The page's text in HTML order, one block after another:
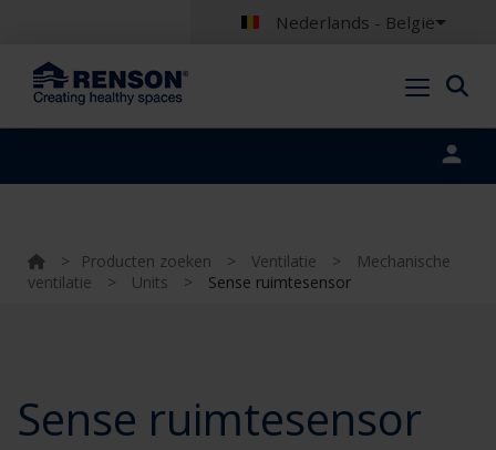
Nederlands - België
> Producten zoeken > Ventilatie >
Mechanische
ventilatie
> Units > Sense ruimtesensor
Sense ruimtesensor